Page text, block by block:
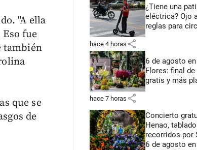
"A ella
fue
también
que se
de
¿Tiene una
eléctrica? Ojo
reglas para
hace 4 horas share
6 de agosto
Flores: final
gratis y más
hace 7 horas share
Concierto
Henao,
recorridos por
6 de agosto